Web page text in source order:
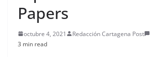
Papers
octubre 4, 2021 Redacción Cartagena Post
3 min read